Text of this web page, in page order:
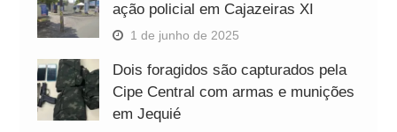
ação policial em Cajazeiras XI
1 de junho de 2025
Dois foragidos são capturados pela
Cipe Central com armas e munições
em Jequié